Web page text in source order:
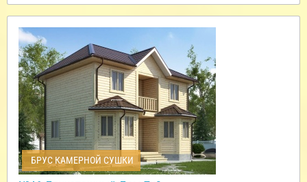
БРУС КАМЕРНОЙ СУШКИ